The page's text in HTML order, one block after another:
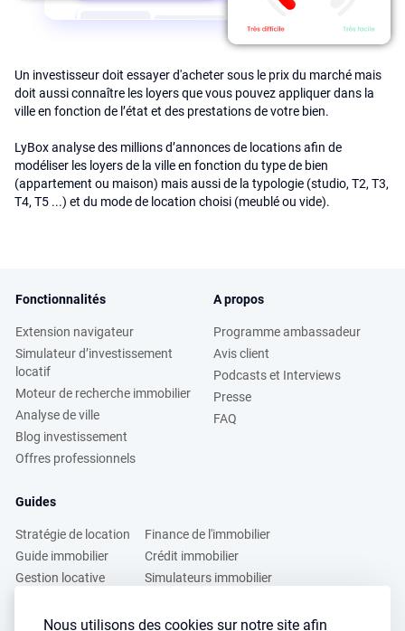
Nous utilisons des cookies sur notre site afin
Un investisseur doit essayer d'acheter sous le prix du marché mais
doit aussi connaître les loyers que vous pouvez appliquer dans la
ville en fonction de l’état et des prestations de votre bien.
LyBox analyse des millions d’annonces de locations afin de
modéliser les loyers de la ville en fonction du type de bien
(appartement ou maison) mais aussi de la typologie (studio, T2, T3,
T4, T5 ...) et du mode de location choisi (meublé ou vide).
Fonctionnalités
Extension navigateur
Simulateur d’investissement
locatif
Moteur de recherche immobilier
Analyse de ville
Blog investissement
Offres professionnels
A propos
Programme ambassadeur
Avis client
Podcasts et Interviews
Presse
FAQ
Guides
Stratégie de location
Guide immobilier
Gestion locative
Finance de l'immobilier
Crédit immobilier
Simulateurs immobilier